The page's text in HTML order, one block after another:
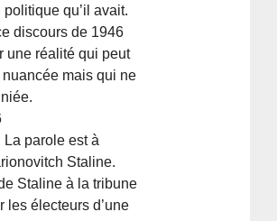
politique qu’il avait.
discours de 1946
une réalité qui peut
nuancée mais qui ne
La parole est à
Staline.
Staline à la tribune
les électeurs d’une